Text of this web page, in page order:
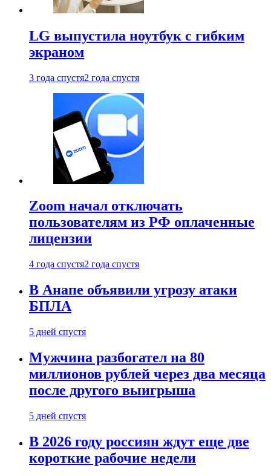
LG выпустила ноутбук с гибким
экраном
3 года спустя2 года спустя
Zoom начал отключать
пользователям из РФ оплаченные
лицензии
4 года спустя2 года спустя
В Анапе объявили угрозу атаки
БПЛА
5 дней спустя
Мужчина разбогател на 80
миллионов рублей через два месяца
после другого выигрыша
5 дней спустя
В 2026 году россиян ждут еще две
короткие рабочие недели